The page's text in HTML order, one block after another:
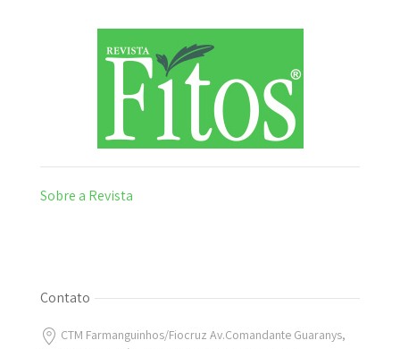
Sobre a Revista
Contato
CTM Farmanguinhos/Fiocruz Av.Comandante Guaranys,